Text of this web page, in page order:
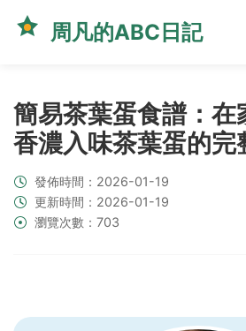
周凡的ABC日記
簡易茶葉蛋食譜：在
香濃入味茶葉蛋的完
發佈時間：2026-01-19
更新時間：2026-01-19
瀏覽次數：703